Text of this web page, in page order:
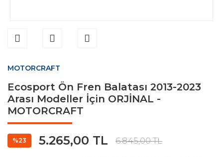
MOTORCRAFT
Ecosport Ön Fren Balatası 2013-2023
Arası Modeller İçin ORJİNAL -
MOTORCRAFT
%23 5.265,00 TL 6.845,00 TL